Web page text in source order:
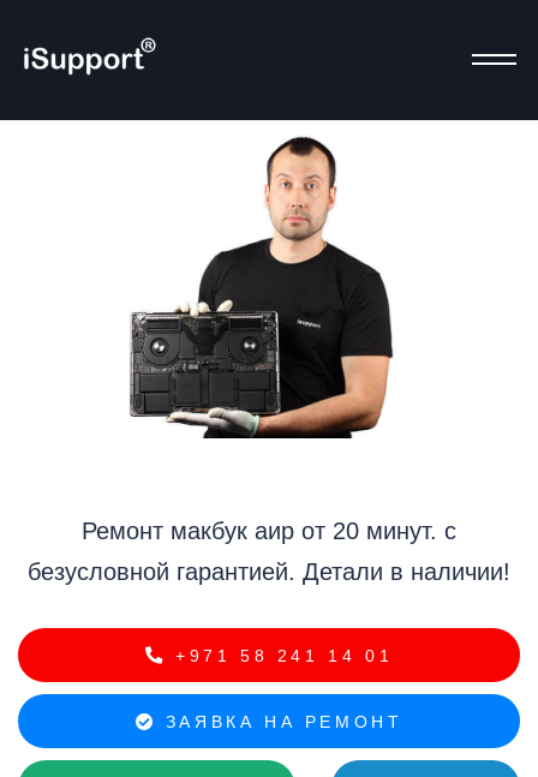
Ремонт макбук аир от 20 минут. с
безусловной гарантией. Детали в наличии!
+971 58 241 14 01
ЗАЯВКА НА РЕМОНТ